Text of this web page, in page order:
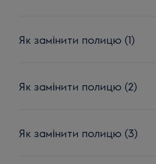
Як замінити полицю (1)
Як замінити полицю (2)
Як замінити полицю (3)